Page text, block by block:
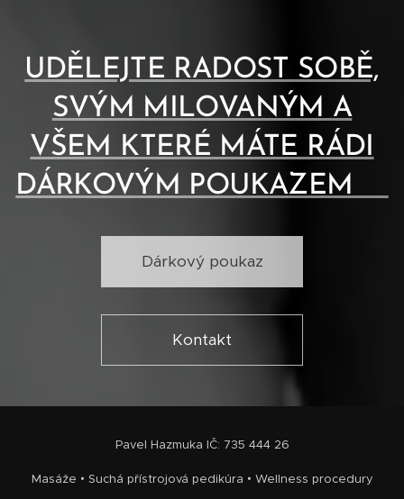
UDĚLEJTE RADOST SOBĚ,
SVÝM MILOVANÝM A
VŠEM KTERÉ MÁTE RÁDI
DÁRKOVÝM POUKAZEM❤️
Dárkový poukaz
Kontakt
Pavel Hazmuka IČ: 735 444 26
Masáže • Suchá přístrojová pedikúra • Wellness procedury